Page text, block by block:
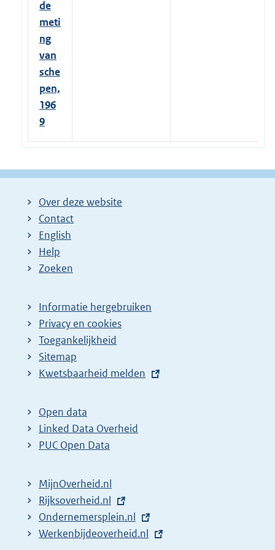
de
meti
ng
van
sche
pen,
196
9
Over deze website
Contact
English
Help
Zoeken
Informatie hergebruiken
Privacy en cookies
Toegankelijkheid
Sitemap
E
t
e
r
l
i
n
k
Kwetsbaarheid melden
Open data
Linked Data Overheid
PUC Open Data
MijnOverheid.nl
E
x
t
Rijksoverheid.nl
e
x
E
x
Ondernemersplein.nl
e
E
Werkenbijdeoverheid.nl